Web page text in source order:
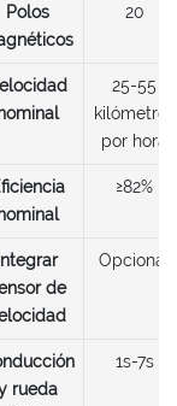
Polos
20
25-55
kilómetros
por hora
≥82%
Integrar
de
Opcional
rueda
1s-7s